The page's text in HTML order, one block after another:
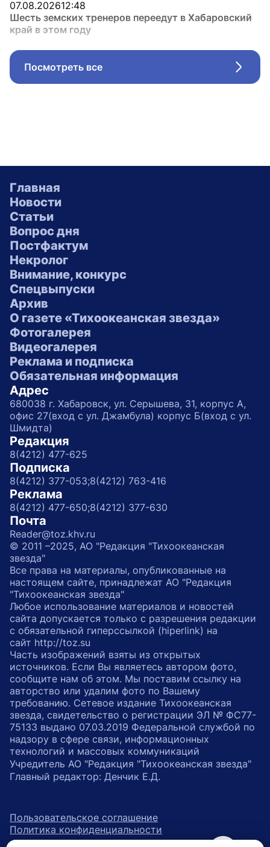
07.08.202612:48
Шесть земских тренеров переедут в Хабаровский
край в этом году
Посмотреть все
Главная
Новости
Статьи
Вопрос дня
Постфактум
Некролог
Внимание, конкурс
Спецвыпуски
Архив
О газете «Тихоокеанская звезда»
Фотогалерея
Видеогалерея
Реклама и подписка
Обязательная информация
Адрес
680038 г. Хабаровск, ул. Серышева, 31, корпус А,
офис 27(вход с ул. Джамбула) корпус Б(вход с ул.
Шмидта)
Редакция
8(4212) 477-625
Подписка
8(4212) 377-053;8(4212) 763-416
Реклама
8(4212) 477-650;8(4212) 377-630
Почта
Reader@toz.khv.ru
© 2011 –2025, АО "Редакция "Тихоокеанская
звезда"
Все права на материалы, опубликованные на
настоящем сайте, принадлежат АО "Редакция
"Тихоокеанская звезда"
Любое использование материалов и новостей
сайта допускается только с разрешения редакции
с обязательной гиперссылкой (hiperlink) на
сайт http://toz.su
Часть изображений взяты из открытых
источников. Если Вы являетесь автором фото,
сообщите нам об этом. Мы поставим ссылку на
авторство или удалим фото по Вашему
требованию. Сетевое издание Тихоокеанская
звезда, свидетельство о регистрации ЭЛ № ФС77-
75133 выдано 07.03.2019 Федеральной службой по
надзору в сфере связи, информационных
технологий и массовых коммуникаций
Учредитель АО "Редакция "Тихоокеанская звезда"
Главный редактор: Денчик Е.Д.
Пользовательское соглашение
Политика конфиденциальности